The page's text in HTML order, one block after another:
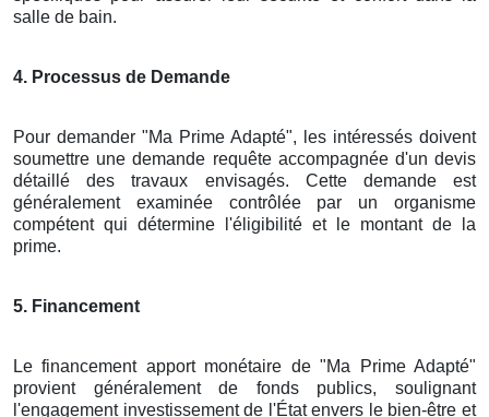
salle de bain.
4. Processus de Demande
Pour demander "Ma Prime Adapté", les intéressés doivent
soumettre une demande requête accompagnée d'un devis
détaillé des travaux envisagés. Cette demande est
généralement examinée contrôlée par un organisme
compétent qui détermine l'éligibilité et le montant de la
prime.
5. Financement
Le financement apport monétaire de "Ma Prime Adapté"
provient généralement de fonds publics, soulignant
l'engagement investissement de l'État envers le bien-être et